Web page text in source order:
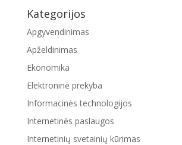
Kategorijos
Apgyvendinimas
Apželdinimas
Ekonomika
Elektroninė prekyba
Informacinės technologijos
Internetinės paslaugos
Internetinių svetainių kūrimas